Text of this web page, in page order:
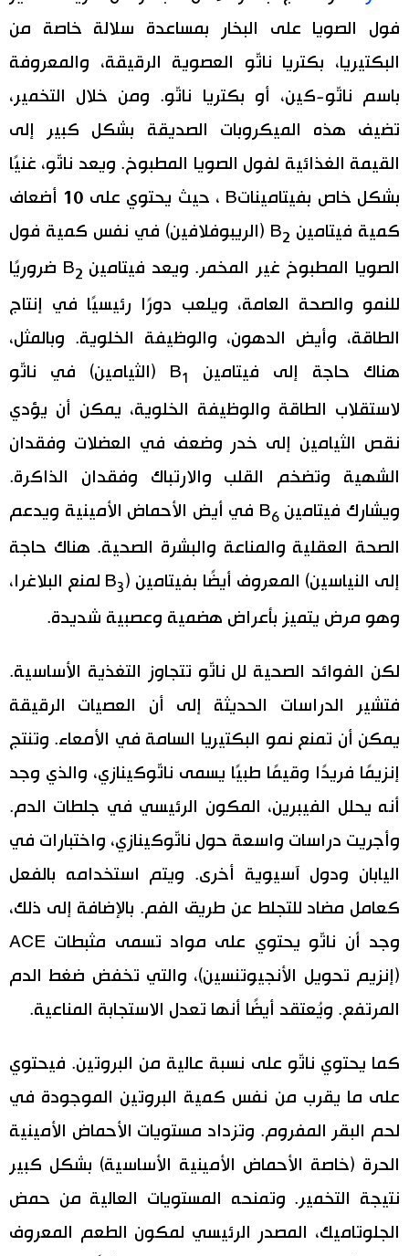
فول الصويا على البخار بمساعدة سلالة خاصة من
البكتيريا، بكتريا ناتّو العصوية الرقيقة، والمعروفة
باسم ناتّو-كين، أو بكتريا ناتّو. ومن خلال التخمير،
تضيف هذه الميكروبات الصديقة بشكل كبير إلى
القيمة الغذائية لفول الصويا المطبوخ. ويعد ناتّو، غنيًا
بشكل خاص بفيتاميناتB ، حيث يحتوي على 10 أضعاف
كمية فيتامين B 2
(الريبوفلافين) في نفس كمية فول
الصويا المطبوخ غير المخمر. ويعد فيتامين B 2
ضروريًا
للنمو والصحة العامة، ويلعب دورًا رئيسيًا في إنتاج
الطاقة، وأيض الدهون، والوظيفة الخلوية. وبالمثل،
هناك حاجة إلى فيتامين B
1
(الثيامين) في ناتّو
لاستقلاب الطاقة والوظيفة الخلوية، يمكن أن يؤدي
نقص الثيامين إلى خدر وضعف في العضلات وفقدان
الشهية وتضخم القلب والارتباك وفقدان الذاكرة.
ويشارك فيتامين B 6
في أيض الأحماض الأمينية ويدعم
الصحة العقلية والمناعة والبشرة الصحية. هناك حاجة
إلى النياسين) المعروف أيضًا بفيتامين (B3
لمنع البلاغرا،
وهو مرض يتميز بأعراض هضمية وعصبية شديدة.
لكن الفوائد الصحية لل ناتّو تتجاوز التغذية الأساسية.
فتشير الدراسات الحديثة إلى أن العصيات الرقيقة
يمكن أن تمنع نمو البكتيريا السامة في الأمعاء. وتنتج
إنزيمًا فريدًا وقيمًا طبيًا يسمى ناتّوكينازي، والذي وجد
أنه يحلل الفيبرين، المكون الرئيسي في جلطات الدم.
وأجريت دراسات واسعة حول ناتّوكينازي، واختبارات في
اليابان ودول آسيوية أخرى. ويتم استخدامه بالفعل
كعامل مضاد للتجلط عن طريق الفم. بالإضافة إلى ذلك،
وجد أن ناتّو يحتوي على مواد تسمى مثبطات ACE
(إنزيم تحويل الأنجيوتنسين)، والتي تخفض ضغط الدم
المرتفع. ويُعتقد أيضًا أنها تعدل الاستجابة المناعية.
كما يحتوي ناتّو على نسبة عالية من البروتين. فيحتوي
على ما يقرب من نفس كمية البروتين الموجودة في
لحم البقر المفروم. وتزداد مستويات الأحماض الأمينية
الحرة (خاصة الأحماض الأمينية الأساسية) بشكل كبير
نتيجة التخمير. وتمنحه المستويات العالية من حمض
الجلوتاميك، المصدر الرئيسي لمكون الطعم المعروف